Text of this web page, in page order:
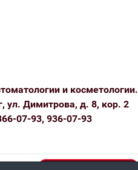
и косметологии.
ул. Димитрова, д. 8, кор. 2
07-93, 936-07-93